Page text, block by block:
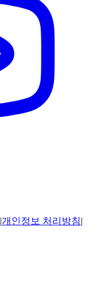
|개인정보 처리방침|